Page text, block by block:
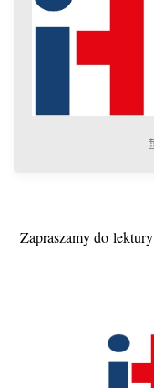
Zapraszamy do